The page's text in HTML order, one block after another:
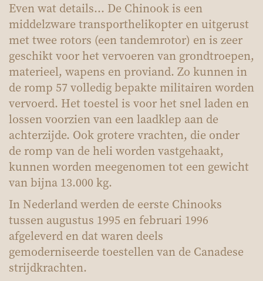
Even wat details… De Chinook is een
middelzware transporthelikopter en uitgerust
met twee rotors (een tandemrotor) en is zeer
geschikt voor het vervoeren van grondtroepen,
materieel, wapens en proviand. Zo kunnen in
de romp 57 volledig bepakte militairen worden
vervoerd. Het toestel is voor het snel laden en
lossen voorzien van een laadklep aan de
achterzijde. Ook grotere vrachten, die onder
de romp van de heli worden vastgehaakt,
kunnen worden meegenomen tot een gewicht
van bijna 13.000 kg.
In Nederland werden de eerste Chinooks
tussen augustus 1995 en februari 1996
afgeleverd en dat waren deels
gemoderniseerde toestellen van de Canadese
strijdkrachten.